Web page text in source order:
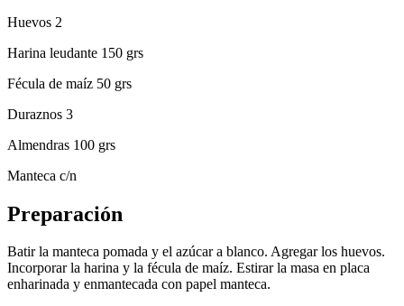
Huevos 2
Harina leudante 150 grs
Fécula de maíz 50 grs
Duraznos 3
Almendras 100 grs
Manteca c/n
Preparación
Batir la manteca pomada y el azúcar a blanco. Agregar los huevos.
Incorporar la harina y la fécula de maíz. Estirar la masa en placa
enharinada y enmantecada con papel manteca.